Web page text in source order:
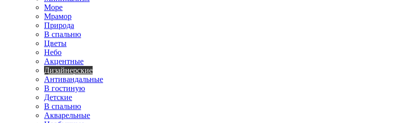
Море
Мрамор
Природа
В спальню
Цветы
Небо
Акцентные
Дизайнерские
Антивандальные
В гостиную
Детские
В спальню
Акварельные